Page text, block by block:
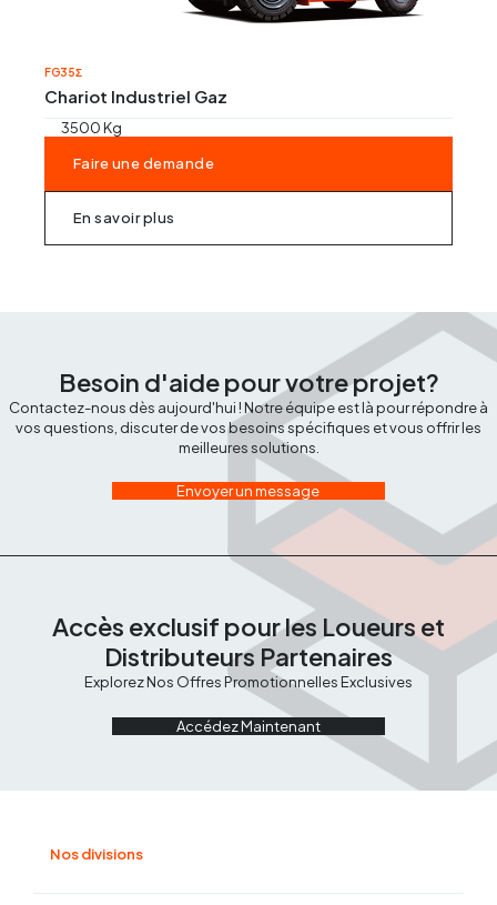
FG35Σ
Chariot Industriel Gaz
3500 Kg
Faire une demande
En savoir plus
Besoin d'aide pour votre projet?
Contactez-nous dès aujourd'hui ! Notre équipe est là pour répondre à
vos questions, discuter de vos besoins spécifiques et vous offrir les
meilleures solutions.
Envoyer un message
Accès exclusif pour les Loueurs et
Distributeurs Partenaires
Explorez Nos Offres Promotionnelles Exclusives
Accédez Maintenant
Nos divisions